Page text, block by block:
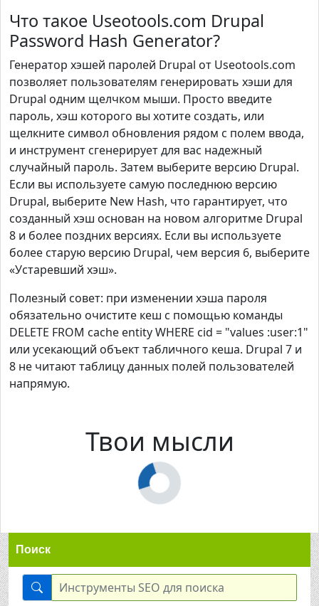
Что такое Useotools.com Drupal
Password Hash Generator?
Генератор хэшей паролей Drupal от Useotools.com
позволяет пользователям генерировать хэши для
Drupal одним щелчком мыши. Просто введите
пароль, хэш которого вы хотите создать, или
щелкните символ обновления рядом с полем ввода,
и инструмент сгенерирует для вас надежный
случайный пароль. Затем выберите версию Drupal.
Если вы используете самую последнюю версию
Drupal, выберите New Hash, что гарантирует, что
созданный хэш основан на новом алгоритме Drupal
8 и более поздних версиях. Если вы используете
более старую версию Drupal, чем версия 6, выберите
«Устаревший хэш».
Полезный совет: при изменении хэша пароля
обязательно очистите кеш с помощью команды
DELETE FROM cache entity WHERE cid = "values :user:1"
или усекающий объект табличного кеша. Drupal 7 и
8 не читают таблицу данных полей пользователей
напрямую.
Твои мысли
Поиск